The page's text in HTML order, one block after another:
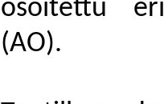
osoitettu
(AO).